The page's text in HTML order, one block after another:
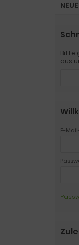
Bitte
aus
E-